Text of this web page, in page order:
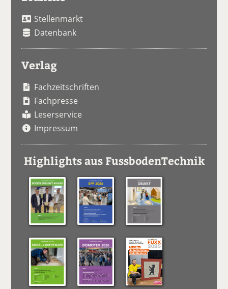
Stellenmarkt
Datenbank
Verlag
Fachzeitschriften
Fachpresse
Leserservice
Impressum
Highlights aus FussbodenTechnik